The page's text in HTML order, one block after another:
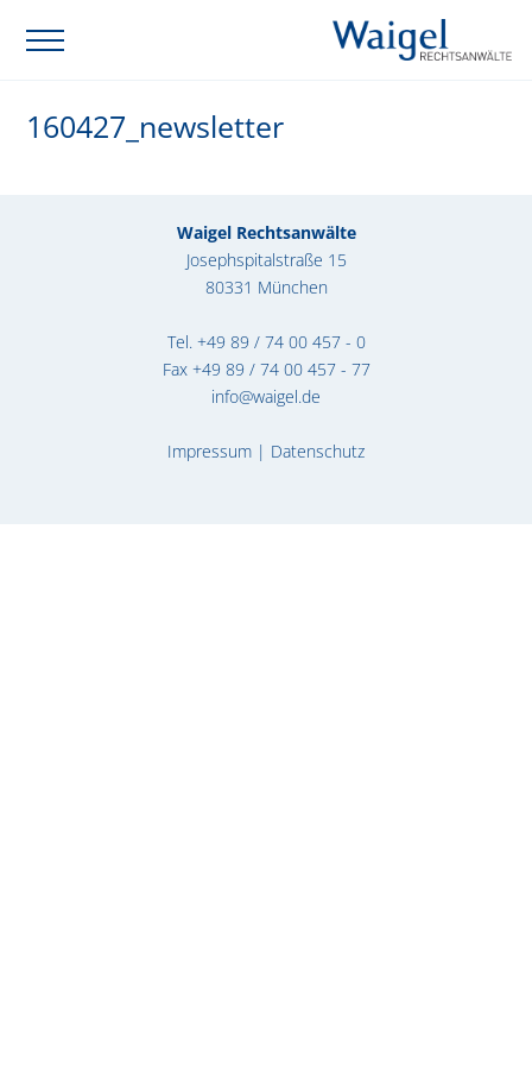
160427_newsletter
Waigel Rechtsanwälte
Josephspitalstraße 15
80331 München
Tel. +49 89 / 74 00 457 - 0
Fax +49 89 / 74 00 457 - 77
info@waigel.de
Impressum | Datenschutz